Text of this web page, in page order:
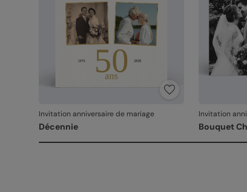
Invitation anniversaire de mariage
Décennie
Invitation
Bouquet